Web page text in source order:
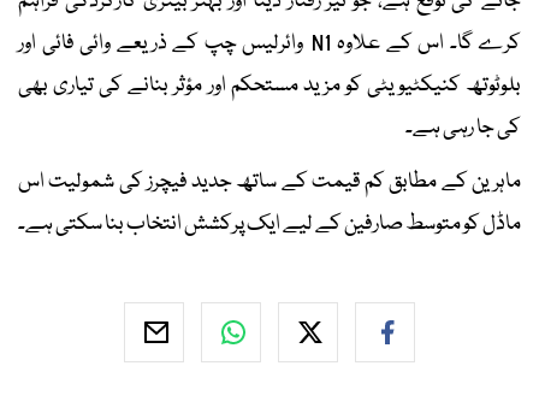
کرے گا۔ اس کے علاوہ N1 وائرلیس چپ کے ذریعے وائی فائی اور
بلوٹوتھ کنیکٹیویٹی کو مزید مستحکم اور مؤثر بنانے کی تیاری بھی
کی جا رہی ہے۔
ماہرین کے مطابق کم قیمت کے ساتھ جدید فیچرز کی شمولیت اس
ماڈل کو متوسط صارفین کے لیے ایک پرکشش انتخاب بنا سکتی ہے۔